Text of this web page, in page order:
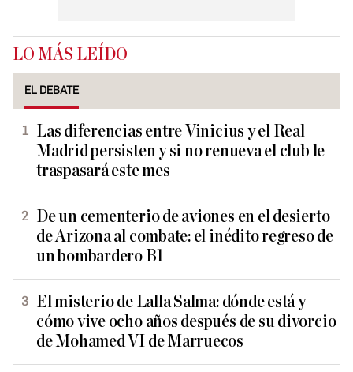
LO MÁS LEÍDO
EL DEBATE
Las diferencias entre Vinicius y el Real
Madrid persisten y si no renueva el club le
traspasará este mes
De un cementerio de aviones en el desierto
de Arizona al combate: el inédito regreso de
un bombardero B1
El misterio de Lalla Salma: dónde está y
cómo vive ocho años después de su divorcio
de Mohamed VI de Marruecos